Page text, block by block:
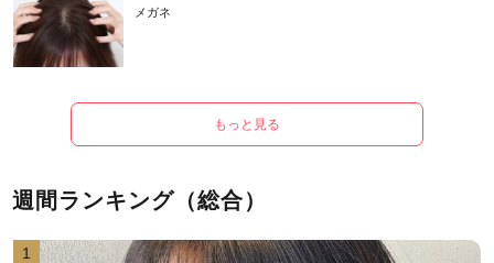
メガネ
もっと見る
週間ランキング（総合）
1